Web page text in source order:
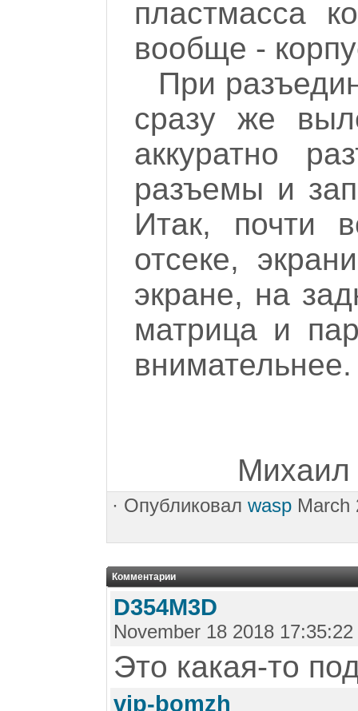
пластмасса
вообще -
При
сразу же
аккуратно
разъемы и
Итак, почти
отсеке,
экране, на
матрица и
внимательнее.
Михаил
· Опубликовал waspMarch
Комментарии
D354M3D
November 18 2018 17:35:22
Это какая-то
vip-bomzh